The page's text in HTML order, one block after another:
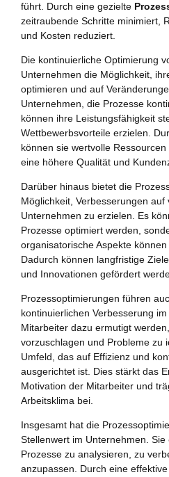
führt. Durch eine gezielte
zeitraubende Schritte minimiert,
und Kosten reduziert.
Die kontinuierliche Optimierung
Unternehmen die Möglichkeit,
optimieren und auf
Unternehmen, die Prozesse
können ihre Leistungsfähigkeit
Wettbewerbsvorteile erzielen.
können sie wertvolle
eine höhere Qualität und
Darüber hinaus bietet die
Möglichkeit, Verbesserungen
Unternehmen zu erzielen. Es
Prozesse optimiert werden,
organisatorische Aspekte
Dadurch können langfristige
und Innovationen gefördert
Prozessoptimierungen führen
kontinuierlichen Verbesserung
Mitarbeiter dazu ermutigt
vorzuschlagen und Probleme zu
Umfeld, das auf Effizienz und
ausgerichtet ist. Dies stärkt das
Motivation der Mitarbeiter und
Arbeitsklima bei.
Insgesamt hat die
Stellenwert im Unternehmen.
Prozesse zu analysieren, zu
anzupassen. Durch eine